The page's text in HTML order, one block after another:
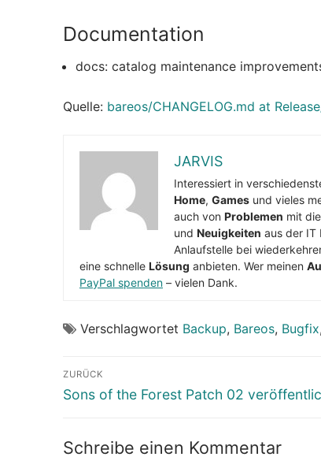
Documentation
docs: catalog maintenance
Quelle: bareos/CHANGELOG.md at
JARVIS
Interessiert in
Home, Games und vieles
auch von Problemen mit
und Neuigkeiten aus der IT
Anlaufstelle bei
eine schnelle Lösung anbieten. Wer meinen
PayPal spenden – vielen Dank.
Verschlagwortet Backup, Bareos, Bugfix,
Beitragsnavigation
ZURÜCK
Vorheriger
Sons of the Forest Patch 02
Schreibe einen Kommentar